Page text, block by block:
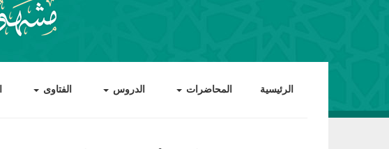
الرئيسية المحاضرات الدروس الفتاوى